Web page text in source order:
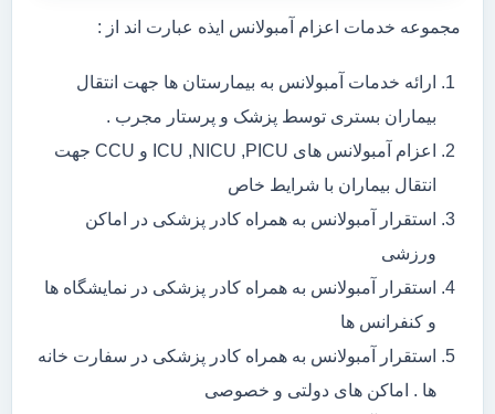
مجموعه خدمات اعزام آمبولانس ایذه عبارت اند از :
ارائه خدمات آمبولانس به بیمارستان ها جهت انتقال
بیماران بستری توسط پزشک و پرستار مجرب .
اعزام آمبولانس های ICU ,NICU ,PICU و CCU جهت
انتقال بیماران با شرایط خاص
استقرار آمبولانس به همراه کادر پزشکی در اماکن
ورزشی
استقرار آمبولانس به همراه کادر پزشکی در نمایشگاه ها
و کنفرانس ها
استقرار آمبولانس به همراه کادر پزشکی در سفارت خانه
ها . اماکن های دولتی و خصوصی